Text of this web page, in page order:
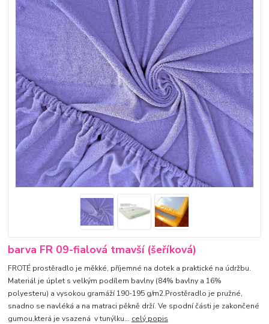
barva FR 09-fialová tmavší (šeříková)
FROTÉ prostěradlo je měkké, příjemné na dotek a praktické na údržbu.
Materiál je úplet s velkým podílem bavlny (84% bavlny a 16%
polyesteru) a vysokou gramáží 190-195 g/m2.Prostěradlo je pružné,
snadno se navléká a na matraci pěkně drží. Ve spodní části je zakončené
gumou,která je vsazená v tunýlku... celý popis